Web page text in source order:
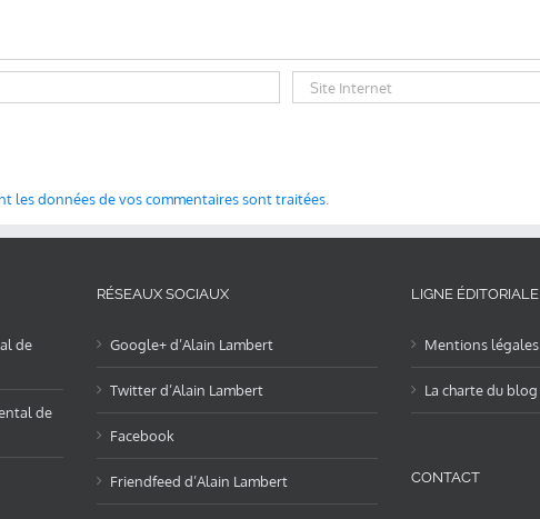
les données de vos commentaires sont traitées
de
de
RÉSEAUX SOCIAUX
Google+ d’Alain Lambert
Twitter d’Alain Lambert
Facebook
Friendfeed d’Alain Lambert
LIGNE ÉDITORIALE
Mentions légales
La charte du blog
CONTACT